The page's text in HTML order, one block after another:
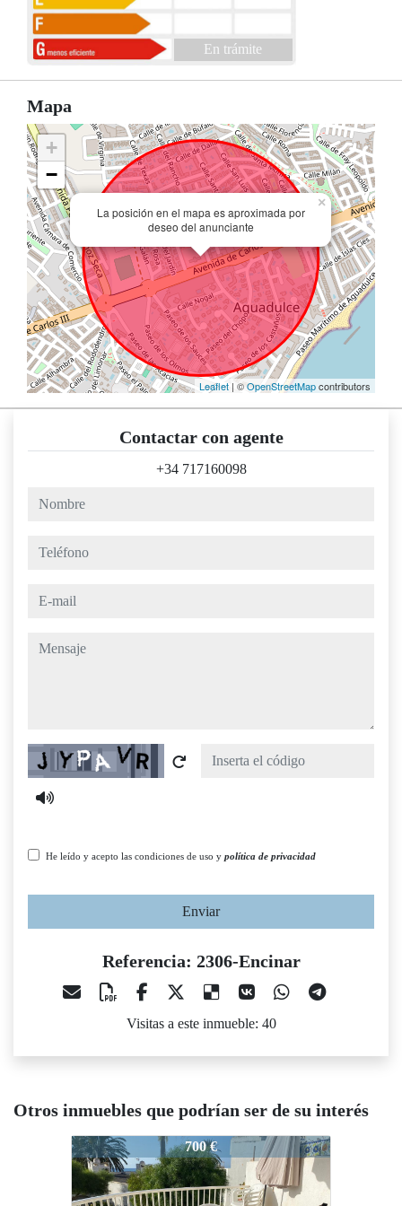
En trámite
Mapa
La posición en el mapa es aproximada por
deseo del anunciante
×
+
−
Leaflet | ©OpenStreetMapcontributors
Contactar con agente
+34 717160098
nombre
teléfono
e-mail
mensaje
Captcha
He leído y acepto las condiciones de uso y política de privacidad
Enviar
Referencia: 2306-Encinar
Visitas a este inmueble: 40
Otros inmuebles que podrían ser de su interés
Encinar
700 € 2306-
2306-Encinar 700 €